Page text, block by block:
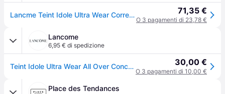
Lancme Teint Idole Ultra Wear Correttore a copertura totale - Finitura opaca naturale e correttore leggero sotto gli occhi - Durata fino a 24 ore 71,35 €
O 3 pagamenti di 23,78 €
Lancome
6,95 € di spedizione
Teint Idole Ultra Wear All Over Concealer - Correttore Multi-Uso Comfort & Coprenza Fino A 24h - 023 Beige Aurore - Per Donna - Lancôme 30,00 €
O 3 pagamenti di 10,00 €
Place des Tendances